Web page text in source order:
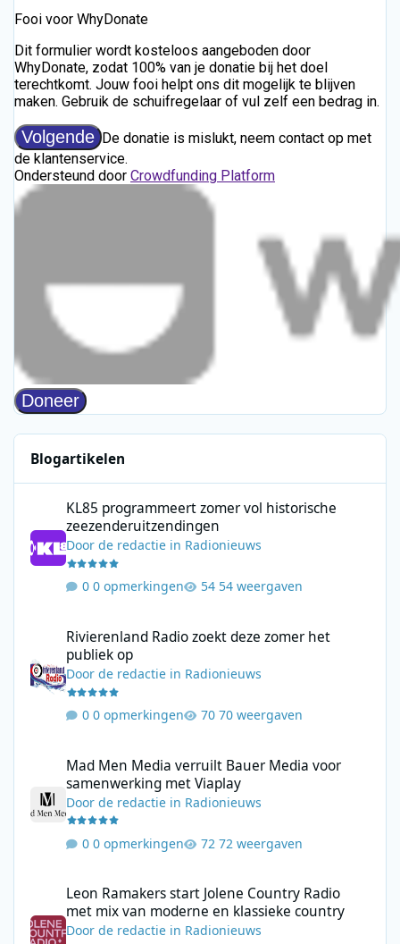
Blogartikelen
KL85 programmeert zomer vol historische
zeezenderuitzendingen
Doorde redactie in Radionieuws
0 opmerkingen 54 weergaven
Rivierenland Radio zoekt deze zomer het
publiek op
Doorde redactie in Radionieuws
0 opmerkingen 70 weergaven
Mad Men Media verruilt Bauer Media voor
samenwerking met Viaplay
Doorde redactie in Radionieuws
0 opmerkingen 72 weergaven
Leon Ramakers start Jolene Country Radio
met mix van moderne en klassieke country
Doorde redactie in Radionieuws